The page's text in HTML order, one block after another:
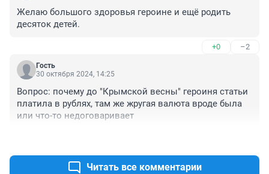
Желаю большого здоровья героине и ещё родить
десяток детей.
+0 –2
Гость
30 октября 2024, 14:25
Вопрос: почему до "Крымской весны" героиня статьи
платила в рублях, там же жругая валюта вроде была
или что-то недоговаривает
Читать все комментарии